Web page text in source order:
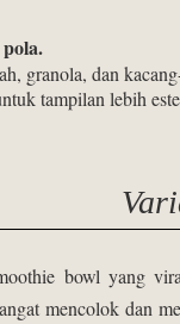
granola, dan
tampilan lebih
bowl yang
mencolok dan